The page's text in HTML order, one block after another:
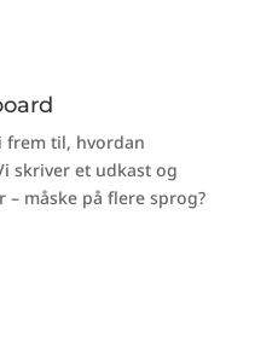
frem til, hvordan
skriver et udkast og
måske på flere sprog?